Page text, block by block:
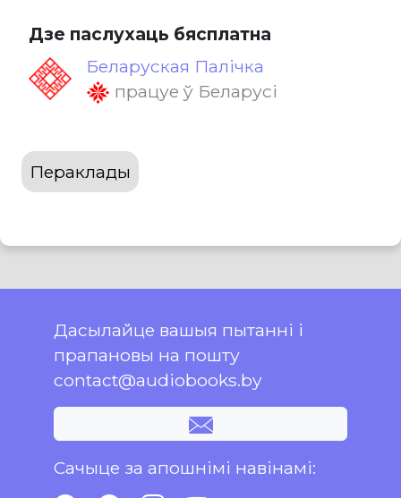
Дзе паслухаць бясплатна
Беларуская Палічка
працуе ў Беларусі
Пераклады
Дасылайце вашыя пытанні і
прапановы на пошту
contact@audiobooks.by
Сачыце за апошнімі навінамі: